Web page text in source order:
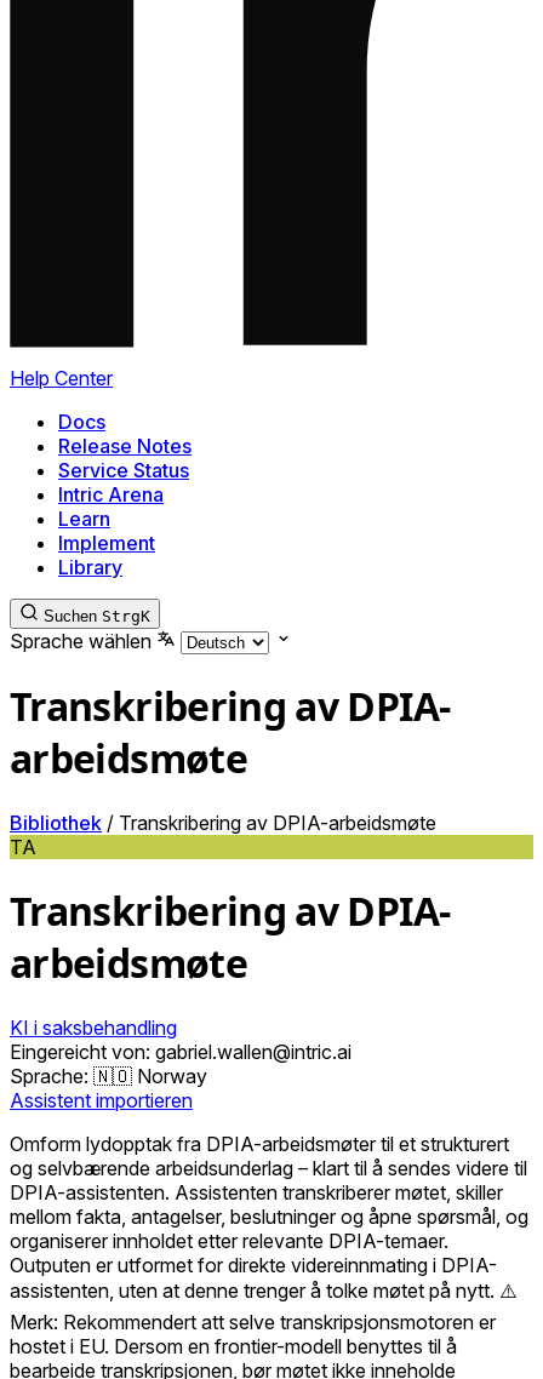
Help Center
Docs
Release Notes
Service Status
Intric Arena
Learn
Implement
Library
Suchen StrgK
Sprache wählen
Transkribering av DPIA-
arbeidsmøte
Bibliothek / Transkribering av DPIA-arbeidsmøte
TA
Transkribering av DPIA-
arbeidsmøte
KI i saksbehandling
Eingereicht von: gabriel.wallen@intric.ai
Sprache: 🇳🇴 Norway
Assistent importieren
Omform lydopptak fra DPIA-arbeidsmøter til et strukturert
og selvbærende arbeidsunderlag – klart til å sendes videre til
DPIA-assistenten. Assistenten transkriberer møtet, skiller
mellom fakta, antagelser, beslutninger og åpne spørsmål, og
organiserer innholdet etter relevante DPIA-temaer.
Outputen er utformet for direkte videreinnmating i DPIA-
assistenten, uten at denne trenger å tolke møtet på nytt. ⚠️
Merk: Rekommendert att selve transkripsjonsmotoren er
hostet i EU. Dersom en frontier-modell benyttes til å
bearbeide transkripsjonen, bør møtet ikke inneholde